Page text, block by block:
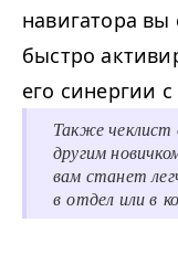
навигатора
быстро
его синергии
Также
другим
вам станет
в отдел или в